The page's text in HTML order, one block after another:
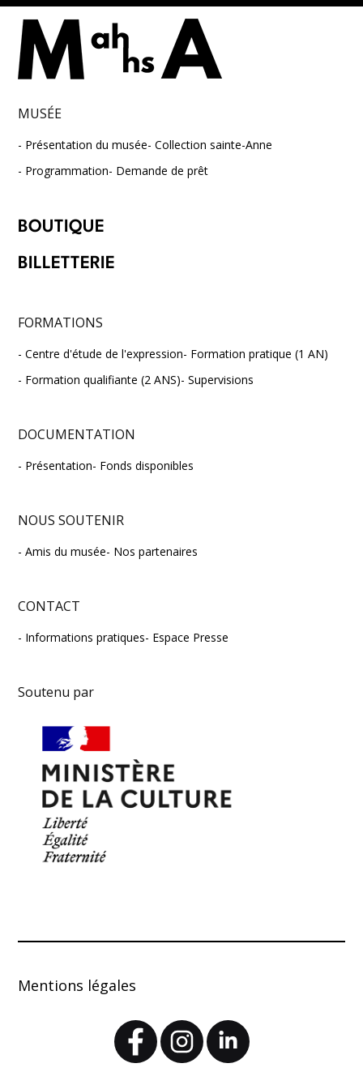
MUSÉE
Présentation du musée Collection sainte-Anne
Programmation Demande de prêt
BOUTIQUE
BILLETTERIE
FORMATIONS
Centre d'étude de l'expression Formation pratique (1 AN)
Formation qualifiante (2 ANS) Supervisions
DOCUMENTATION
Présentation Fonds disponibles
NOUS SOUTENIR
Amis du musée Nos partenaires
CONTACT
Informations pratiques Espace Presse
Soutenu par
Mentions légales